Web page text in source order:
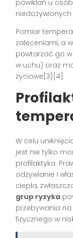
powikłań u
Pomiar
zaleceniami, a
powtarzać go
w uchu) oraz
życiowe[3][4].
W celu
jest nie tylko
profilaktyka.
odżywianie i
ciepła,
grup ryzyka
przebywania
fizycznego w